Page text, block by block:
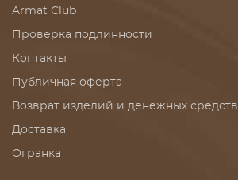
Armat Club
Проверка подлинности
Контакты
Публичная оферта
Возврат изделий и денежных средств
Доставка
Огранка